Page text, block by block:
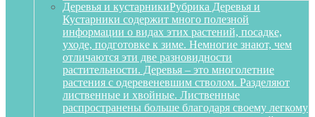
Деревья и кустарникиРубрика Деревья и
Кустарники содержит много полезной
информации о видах этих растений, посадке,
уходе, подготовке к зиме. Немногие знают, чем
отличаются эти две разновидности
растительности. Деревья – это многолетние
растения с одеревеневшим стволом. Разделяют
лиственные и хвойные. Лиственные
распространены больше благодаря своему легкому